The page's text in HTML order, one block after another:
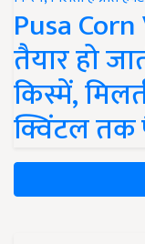
Pusa
तैयार हो
किस्में,
क्विंटल तक